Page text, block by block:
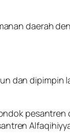
daerah
dan dipimpin
pesantren